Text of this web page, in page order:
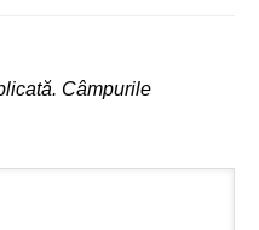
Câmpurile